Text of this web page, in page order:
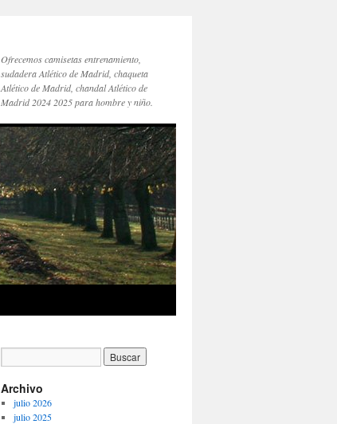
Ofrecemos camisetas entrenamiento,
sudadera Atlético de Madrid, chaqueta
Atlético de Madrid, chandal Atlético de
Madrid 2024 2025 para hombre y niño.
Archivo
julio 2026
julio 2025